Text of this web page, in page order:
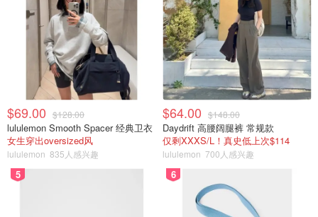
$69.00 $128.00
lululemon Smooth Spacer 经典卫衣
女生穿出oversized风
lululemon 835人感兴趣
$64.00 $148.00
Daydrift 高腰阔腿裤 常规款
仅剩XXXS/L！真史低上次$114
lululemon 700人感兴趣
5 6